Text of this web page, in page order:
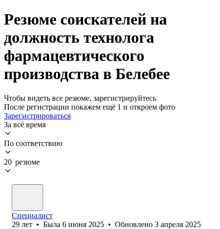
Резюме соискателей на
должность технолога
фармацевтического
производства в Белебее
Чтобы видеть все резюме, зарегистрируйтесь
После регистрации покажем ещё 1 и откроем фото
Зарегистрироваться
За всё время
По соответствию
20 резюме
Специалист
29 лет • Была 6 июня 2025 • Обновлено 3 апреля 2025